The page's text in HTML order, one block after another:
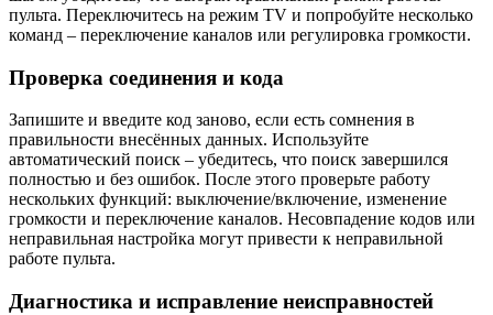
пульта. Переключитесь на режим TV и попробуйте несколько
команд – переключение каналов или регулировка громкости.
Проверка соединения и кода
Запишите и введите код заново, если есть сомнения в
правильности внесённых данных. Используйте
автоматический поиск – убедитесь, что поиск завершился
полностью и без ошибок. После этого проверьте работу
нескольких функций: выключение/включение, изменение
громкости и переключение каналов. Несовпадение кодов или
неправильная настройка могут привести к неправильной
работе пульта.
Диагностика и исправление неисправностей